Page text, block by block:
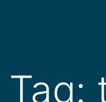
conteúdo
Tag: